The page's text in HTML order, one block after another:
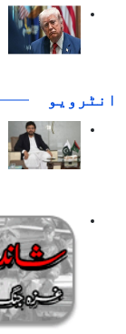
انٹرويو